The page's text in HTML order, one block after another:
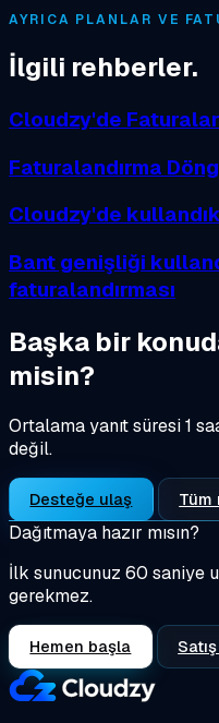
AYRICA PLANLAR VE
İlgili rehberler.
Cloudzy'de Faturalar
Faturalandırma
Cloudzy'de
Bant genişliği
faturalandırması
Başka bir
misin?
Ortalama yanıt süresi 1
değil.
Desteğe ulaş Tüm
Dağıtmaya hazır mısın?
İlk sunucunuz 60 saniye
gerekmez.
Hemen başla